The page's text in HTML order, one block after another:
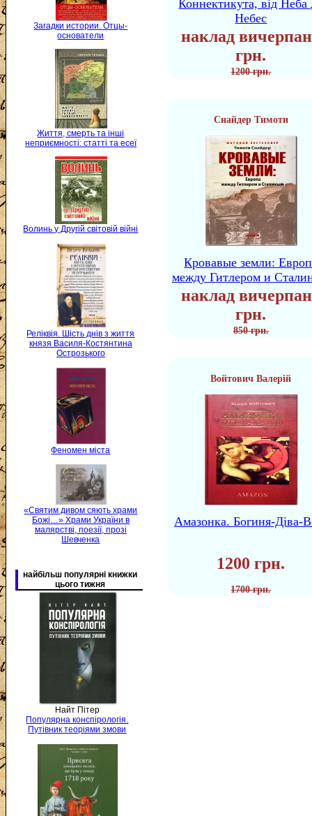
Загадки истории. Отцы-
основатели
Життя, смерть та інші
неприємності: статті та есеї
Волинь у Другій світовій війні
Реліквія. Шість днів з життя
князя Василя-Костянтина
Острозького
Феномен міста
«Святим дивом сяють храми
Божі…» Храми України в
малярстві, поезії, прозі
Шевченка
найбільш популярні книжки
цього тижня
Найт Пітер
Популярна конспірологія.
Путівник теоріями змови
Коннектикута, від Неба
Небес
наклад
грн.
1200 грн.
Снайдер Тимоти
Кровавые земли:
между Гитлером и
наклад
грн.
850 грн.
Войтович Валерій
Амазонка. Богиня-Діва-
1200 грн.
1700 грн.